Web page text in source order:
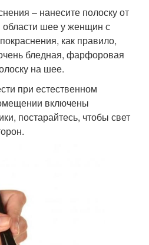
– нанесите полоску от
шее у женщин с
как правило,
бледная, фарфоровая
на шее.
при естественном
включены
постарайтесь, чтобы свет